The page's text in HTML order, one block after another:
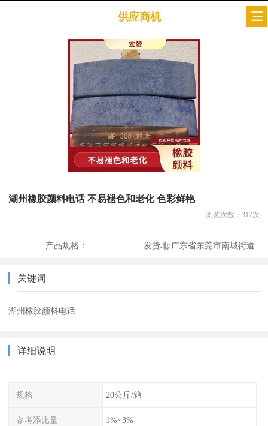
供应商机
湖州橡胶颜料电话 不易褪色和老化 色彩鲜艳
浏览次数： 317次
产品规格： 发货地:广东省东莞市南城街道
关键词
湖州橡胶颜料电话
详细说明
规格 20公斤/箱
参考添比量 1%~3%